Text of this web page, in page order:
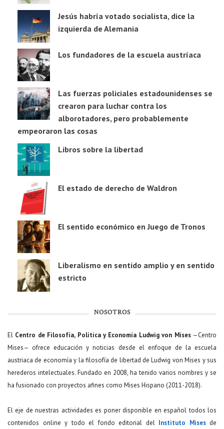
Jesús habría votado socialista, dice la
izquierda de Alemania
Los fundadores de la escuela austríaca
Las fuerzas policiales estadounidenses se
crearon para luchar contra los
alborotadores, pero probablemente
empeoraron las cosas
Libros sobre la libertad
El estado de derecho de Waldron
El sentido económico en Juego de Tronos
Liberalismo en sentido amplio y en sentido
estricto
NOSOTROS
El Centro de Filosofía, Política y Economía Ludwig von Mises—Centro
Mises— ofrece educación y noticias desde el enfoque de la escuela
austriaca de economía y la filosofía de libertad de Ludwig von Mises y sus
herederos intelectuales. Fundado en 2008, ha tenido varios nombres y se
ha fusionado con proyectos afines como Mises Hispano (2011-2018).
El eje de nuestras actividades es poner disponible en español todos los
contenidos online y todo el fondo editorial del Instituto Misesde